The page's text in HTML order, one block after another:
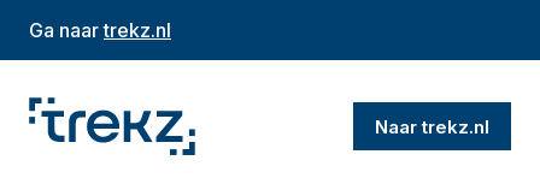
Ga naartrekz.nl
Naar trekz.nl